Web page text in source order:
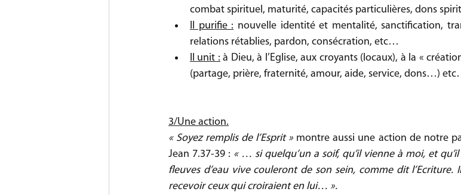
combat spirituel, maturité, capacités particulières, dons
Il purifie : nouvelle identité et mentalité, sanctification,
relations rétablies, pardon, consécration, etc…
Il unit : à Dieu, à l’Eglise, aux croyants (locaux), à la «
(partage, prière, fraternité, amour, aide, service, dons…)
3/Une action.
« Soyez remplis de l’Esprit » montre aussi une action de notre
Jean 7.37-39 : « … si quelqu’un a soif, qu’il vienne à moi, et
fleuves d’eau vive couleront de son sein, comme dit l’Ecriture.
recevoir ceux qui croiraient en lui… ».